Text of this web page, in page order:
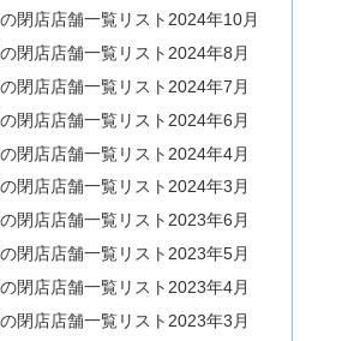
閉店店舗一覧リスト2024年10月
閉店店舗一覧リスト2024年8月
閉店店舗一覧リスト2024年7月
閉店店舗一覧リスト2024年6月
閉店店舗一覧リスト2024年4月
閉店店舗一覧リスト2024年3月
閉店店舗一覧リスト2023年6月
閉店店舗一覧リスト2023年5月
閉店店舗一覧リスト2023年4月
閉店店舗一覧リスト2023年3月